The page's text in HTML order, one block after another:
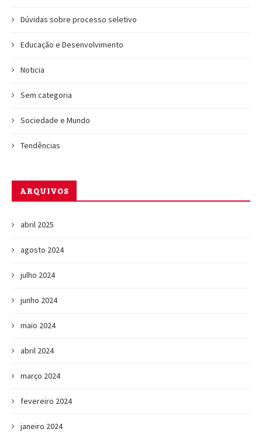
Dúvidas sobre processo seletivo
Educação e Desenvolvimento
Noticia
Sem categoria
Sociedade e Mundo
Tendências
ARQUIVOS
abril 2025
agosto 2024
julho 2024
junho 2024
maio 2024
abril 2024
março 2024
fevereiro 2024
janeiro 2024